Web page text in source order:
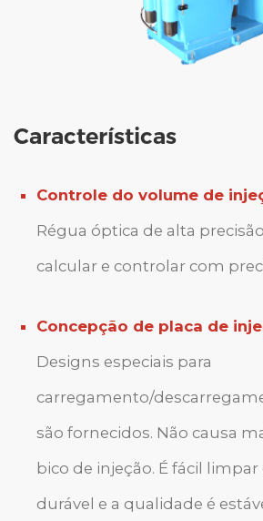
Características
Controle do volume de
Régua óptica de alta
calcular e controlar com
Concepção de placa de
Designs especiais para
carregamento/
são fornecidos. Não causa
bico de injeção. É fácil limpar
durável e a qualidade é